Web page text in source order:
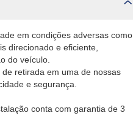
em condições adversas como
direcionado e eficiente,
do veículo.
retirada em uma de nossas
e segurança.
conta com garantia de 3